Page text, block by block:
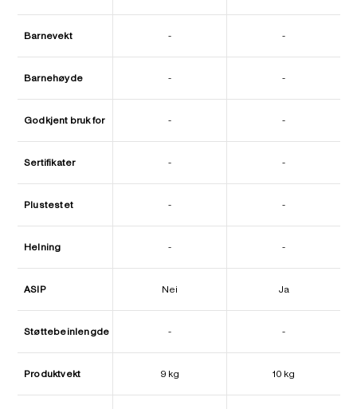
Barnevekt - -
Barnehøyde - -
Godkjent bruk for - -
Sertifikater - -
Plustestet - -
Helning - -
ASIP Nei Ja
Støttebeinlengde - -
Produktvekt 9 kg 10 kg